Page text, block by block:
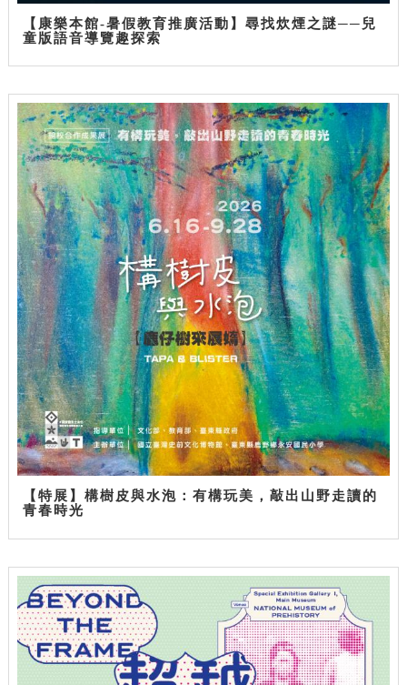
【康樂本館-暑假教育推廣活動】尋找炊煙之謎──兒
童版語音導覽趣探索
【特展】構樹皮與水泡：有構玩美，敲出山野走讀的
青春時光